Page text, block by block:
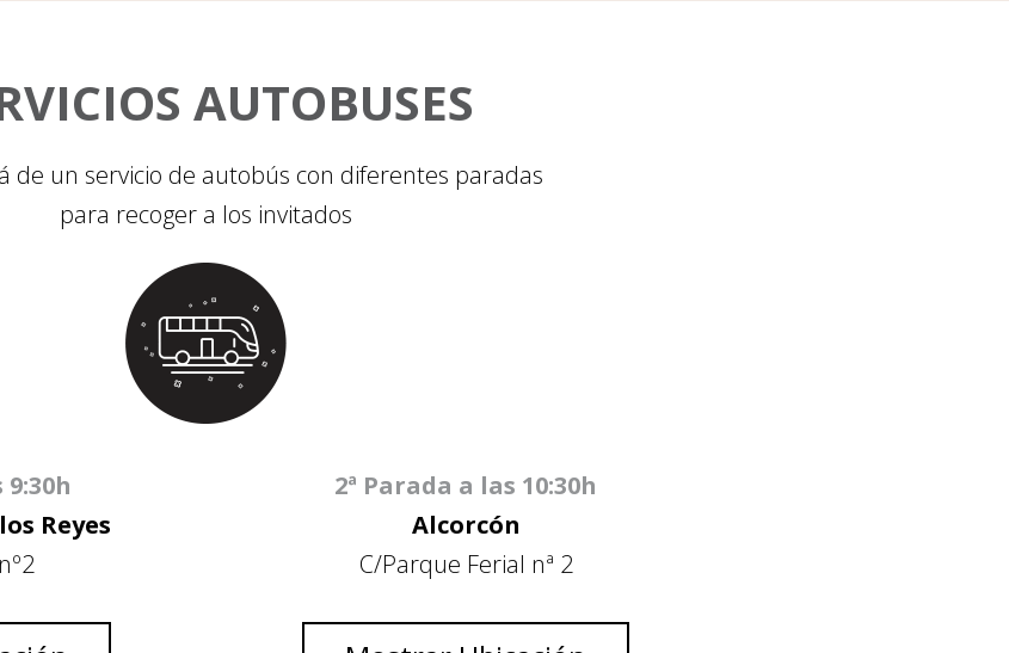
AUTOBUSES
de un servicio de autobús con diferentes paradas
para recoger a los invitados
Reyes
2ª Parada a las 10:30h
Alcorcón
C/Parque Ferial nª 2